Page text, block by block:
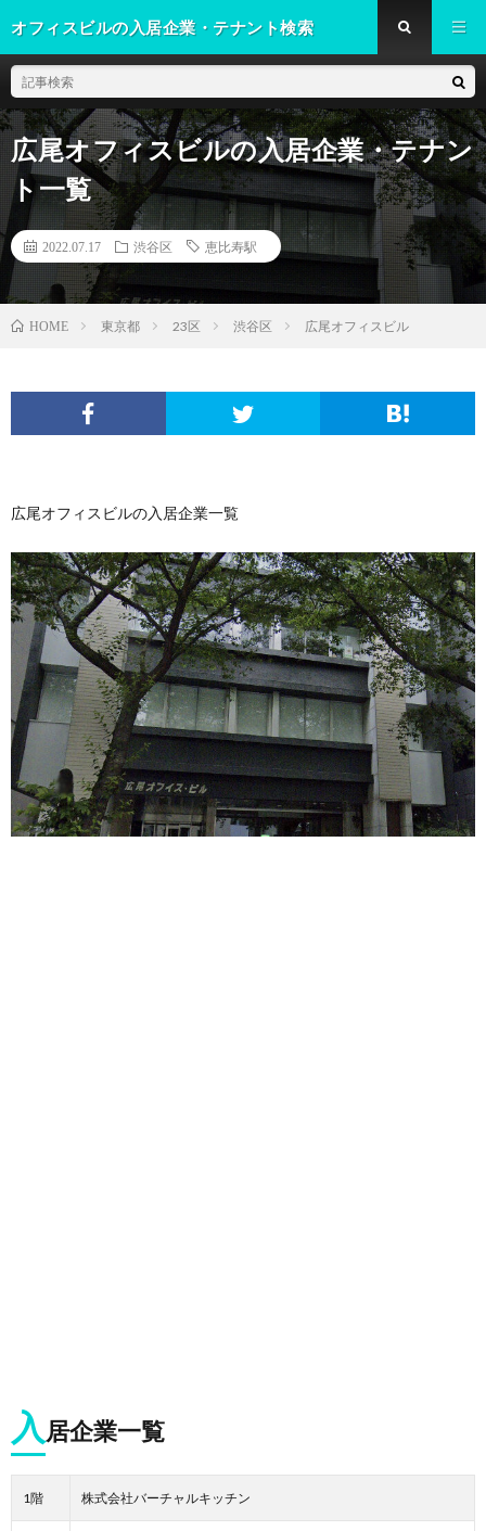
オフィスビルの入居企業・テナント検索
広尾オフィスビルの入居企業・テナン
ト一覧
2022.07.17 渋谷区 恵比寿駅
HOME 東京都 23区 渋谷区 広尾オフィスビル
広尾オフィスビルの入居企業一覧
入 居企業一覧
1階 株式会社バーチャルキッチン